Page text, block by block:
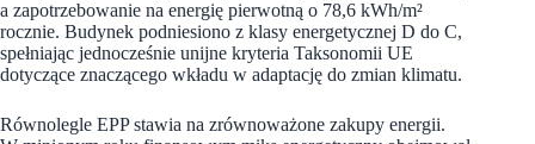
a zapotrzebowanie na energię pierwotną o 78,6 kWh/m²
rocznie. Budynek podniesiono z klasy energetycznej D do C,
spełniając jednocześnie unijne kryteria Taksonomii UE
dotyczące znaczącego wkładu w adaptację do zmian klimatu.
Równolegle EPP stawia na zrównoważone zakupy energii.